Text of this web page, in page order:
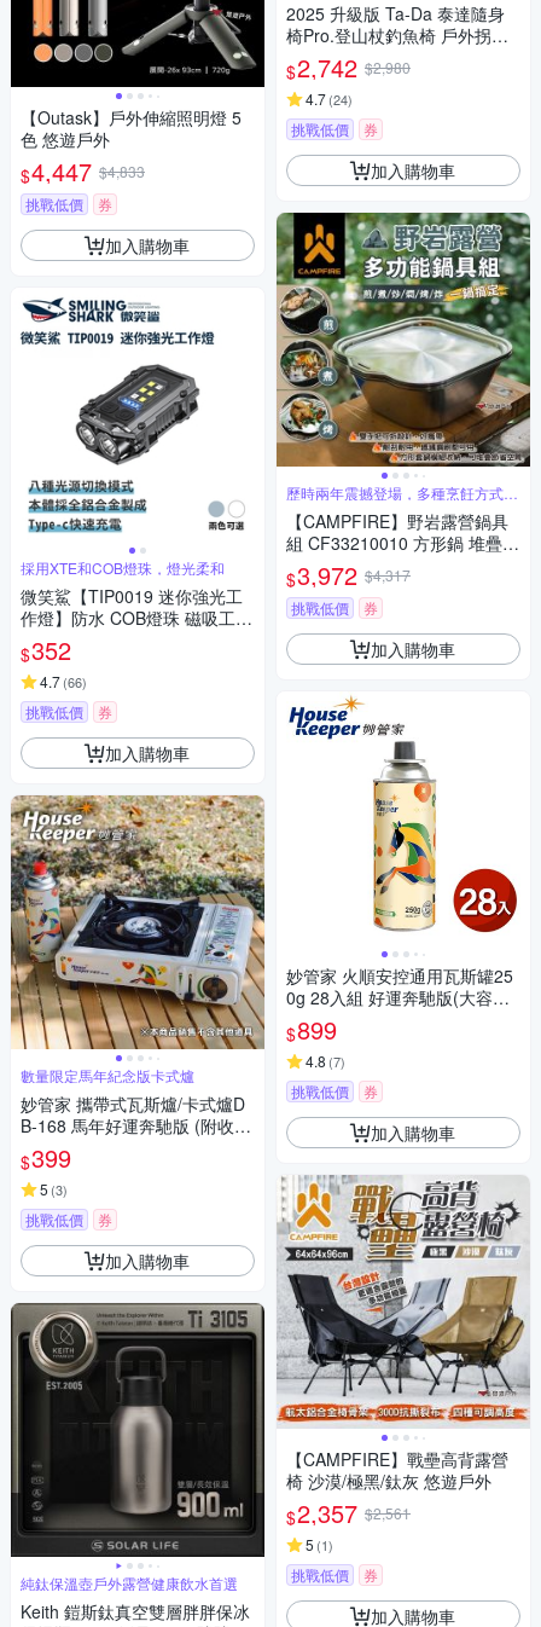
【Outask】戶外伸縮照明燈 5
色 悠遊戶外
$4,447 $4,833
挑戰低價
券
加入購物車
採用XTE和COB燈珠，燈光柔和
微笑鯊【TIP0019 迷你強光工
作燈】防水 COB燈珠 磁吸工作
燈 汽修燈 露營 登山 釣魚 戶外
照明 多功能照明 超亮遠射 爆亮
輕巧便攜
$352
4.7(66)
挑戰低價 券
加入購物車
數量限定馬年紀念版卡式爐
妙管家 攜帶式瓦斯爐/卡式爐D
B-168 馬年好運奔馳版 (附收納
硬盒 露營防風單口爐 戶外休閒
爐)
$399
5 (3)
挑戰低價 券
加入購物車
純鈦保溫壺戶外露營健康飲水首選
Keith 鎧斯鈦真空雙層胖胖保冰
2025 升級版 Ta-Da 泰達隨身
椅Pro.登山杖釣魚椅 戶外拐杖
椅 可折疊座杖 登山助力杖 可坐
式健走杖
$2,742 $2,980
4.7(24)
挑戰低價 券
加入購物車
歷時兩年震撼登場，多種烹飪方式一
鍋搞定
【CAMPFIRE】野岩露營鍋具
組 CF33210010 方形鍋 堆疊收
納 煎鍋 煮鍋 炒鍋 炸鍋 烤盤 野
炊 悠遊戶外
$3,972 $4,317
挑戰低價
券
加入購物車
妙管家 火順安控通用瓦斯罐25
0g 28入組 好運奔馳版(大容量
防爆CRV卡式罐 戶外露營野炊
瓦斯瓶)
$899
4.8 (7)
挑戰低價 券
加入購物車
【CAMPFIRE】戰壘高背露營
椅 沙漠/極黑/鈦灰 悠遊戶外
$2,357 $2,561
5 (1)
挑戰低價 券
加入購物車